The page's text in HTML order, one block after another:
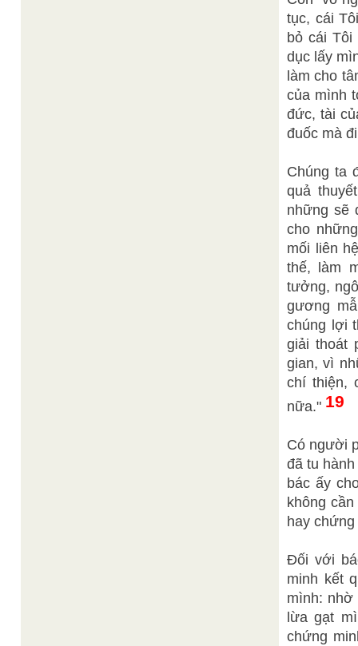
tục, cái
bỏ cái
dục lấy
làm cho
của mình
đức, tài
đuốc mà
Chúng ta
quả
những sẽ
cho
mối liên
thế, làm
tưởng,
gương
chúng lợi
giải thoát
gian, vì
chí thiện,
nữa." 19
Có người
đã tu
bác ấy
không
hay
Đối với
minh kết
mình:
lừa gạt
chứng